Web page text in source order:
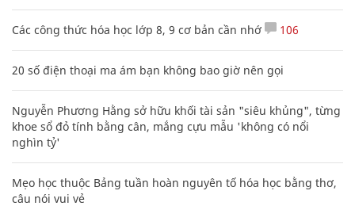
Các công thức hóa học lớp 8, 9 cơ bản cần nhớ 106
20 số điện thoại ma ám bạn không bao giờ nên gọi
Nguyễn Phương Hằng sở hữu khối tài sản "siêu khủng", từng
khoe sổ đỏ tính bằng cân, mắng cựu mẫu 'không có nổi
nghìn tỷ'
Mẹo học thuộc Bảng tuần hoàn nguyên tố hóa học bằng thơ,
câu nói vui vẻ